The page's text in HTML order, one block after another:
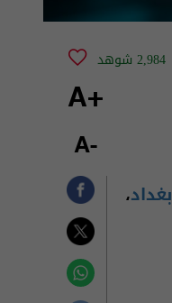
2,984 شوهد
بغداد،
+A
-A